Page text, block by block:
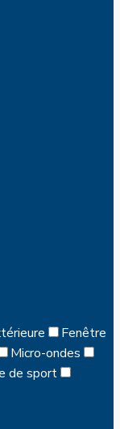
Fenêtre
Micro-ondes
de sport